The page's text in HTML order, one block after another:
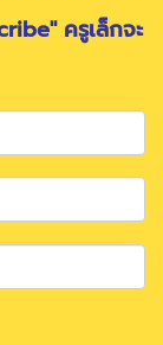
ครูเล็กจะ